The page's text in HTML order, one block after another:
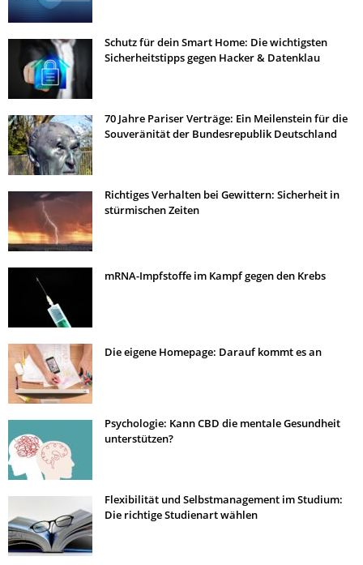
Schutz für dein Smart Home: Die wichtigsten
Sicherheitstipps gegen Hacker & Datenklau
70 Jahre Pariser Verträge: Ein Meilenstein für die
Souveränität der Bundesrepublik Deutschland
Richtiges Verhalten bei Gewittern: Sicherheit in
stürmischen Zeiten
mRNA-Impfstoffe im Kampf gegen den Krebs
Die eigene Homepage: Darauf kommt es an
Psychologie: Kann CBD die mentale Gesundheit
unterstützen?
Flexibilität und Selbstmanagement im Studium:
Die richtige Studienart wählen